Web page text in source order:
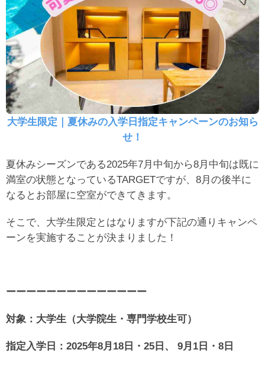
大学生限定｜夏休みの入学日指定キャンペーンのお知ら
せ！
夏休みシーズンである2025年7月中旬から8月中旬は既に
満室の状態となっているTARGETですが、8月の後半に
なるとお部屋に空室ができてきます。
そこで、大学生限定とはなりますが下記の通りキャンペ
ーンを実施することが決まりました！
ーーーーーーーーーーーーーー
対象：大学生（大学院生・専門学校生可）
指定入学日：2025年8月18日・25日、 9月1日・8日